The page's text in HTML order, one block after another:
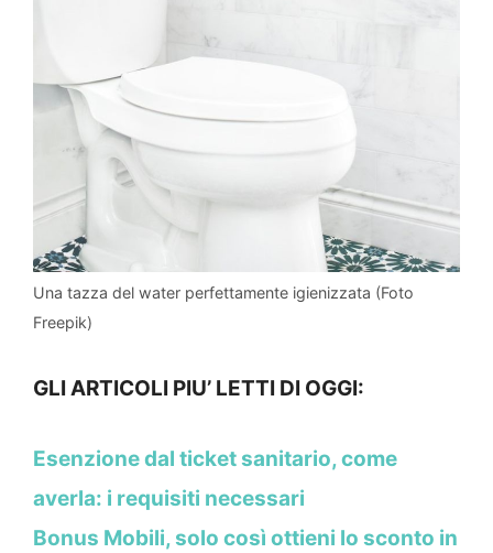
Una tazza del water perfettamente igienizzata (Foto
Freepik)
GLI ARTICOLI PIU’ LETTI DI OGGI:
Esenzione dal ticket sanitario, come
averla: i requisiti necessari
Bonus Mobili, solo così ottieni lo sconto in